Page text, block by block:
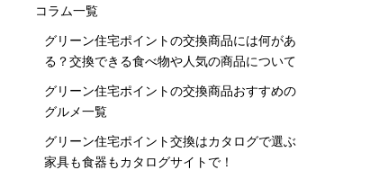
コラム一覧
グリーン住宅ポイントの交換商品には何があ
る？交換できる食べ物や人気の商品について
グリーン住宅ポイントの交換商品おすすめの
グルメ一覧
グリーン住宅ポイント交換はカタログで選ぶ
家具も食器もカタログサイトで！